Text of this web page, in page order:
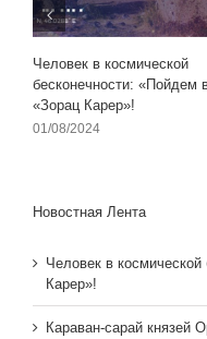
Человек в космической
бесконечности: «Пойдем
«Зорац Карер»!
01/08/2024
Новостная Лента
Человек в
Карер»!
Караван-сарай князей